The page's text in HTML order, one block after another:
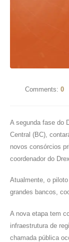
Comments: 0
A segunda fase do
Central (BC),
novos consórcios
coordenador do
Atualmente, o
grandes bancos,
A nova etapa tem
infraestrutura de
chamada pública